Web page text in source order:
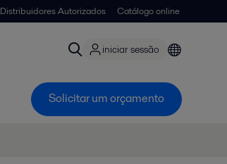
Distribuidores Autorizados Catálogo online
iniciar sessão
Solicitar um orçamento